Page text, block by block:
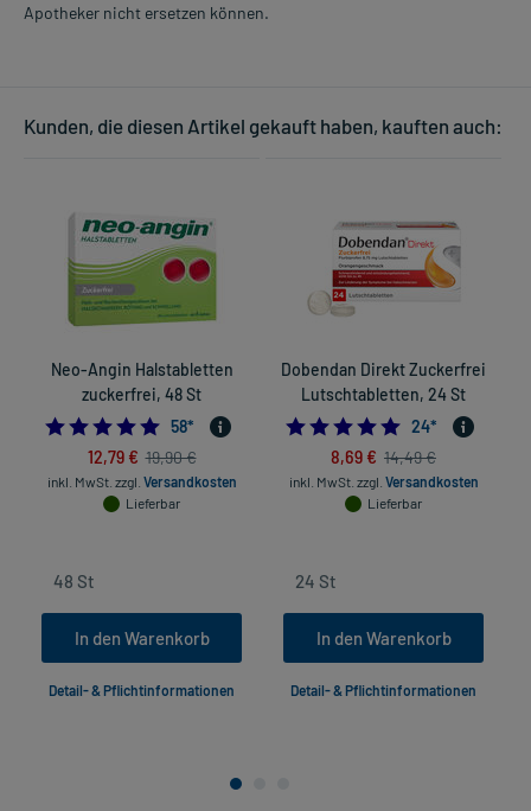
Apotheker nicht ersetzen können.
Kunden, die diesen Artikel gekauft haben, kauften auch:
Neo-Angin Halstabletten
zuckerfrei, 48 St
4.948275862068965
58*
12,79 € 19,90 €
inkl. MwSt. zzgl. Versandkosten
Lieferbar
In den Warenkorb
Detail- & Pflichtinformationen
Dobendan Direkt Zuckerfrei
Lutschtabletten, 24 St
4.875
24*
8,69 € 14,49 €
inkl. MwSt. zzgl. Versandkosten
Lieferbar
In den Warenkorb
Detail- & Pflichtinformationen